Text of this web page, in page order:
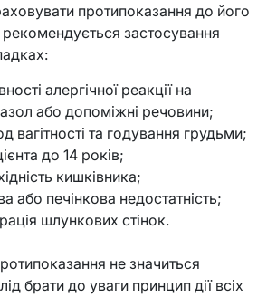
протипоказання до його
застосування
алергічної реакції на
або допоміжні речовини;
вагітності та годування грудьми;
до 14 років;
кишківника;
або печінкова недостатність;
шлункових стінок.
не значиться
брати до уваги принцип дії всіх